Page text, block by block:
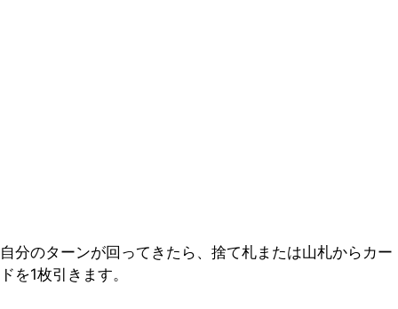
自分のターンが回ってきたら、捨て札または山札からカー
ドを1枚引きます。